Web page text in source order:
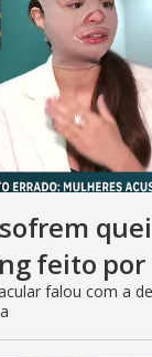
feito
falou com a